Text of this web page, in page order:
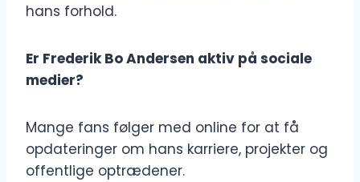
hans forhold.
Er Frederik Bo Andersen aktiv på sociale
medier?
Mange fans følger med online for at få
opdateringer om hans karriere, projekter og
offentlige optrædener.